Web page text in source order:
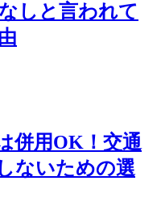
しと言われて
併用OK！交通
ないための選